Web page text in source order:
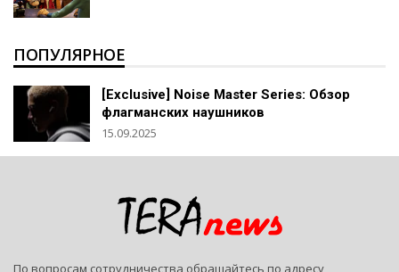
ПОПУЛЯРНОЕ
[Exclusive] Noise Master Series: Обзор
флагманских наушников
15.09.2025
По вопросам сотрудничества обращайтесь по адресу